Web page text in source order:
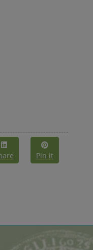
Pin it